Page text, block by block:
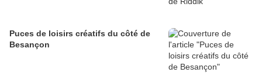
Puces de loisirs créatifs du côté de
Besançon